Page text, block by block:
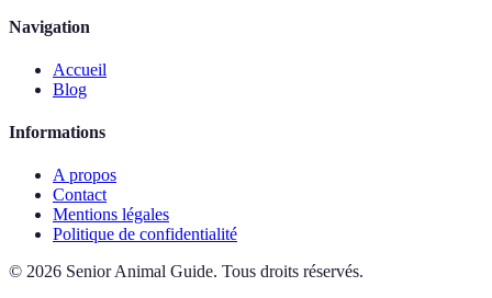
Navigation
Accueil
Blog
Informations
A propos
Contact
Mentions légales
Politique de confidentialité
© 2026 Senior Animal Guide. Tous droits réservés.